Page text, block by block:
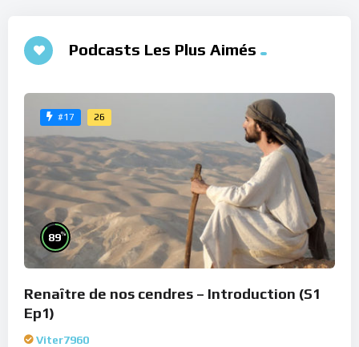
Podcasts Les Plus Aimés
#17 26
89%
Renaître de nos cendres – Introduction (S1
Ep1)
Viter7960